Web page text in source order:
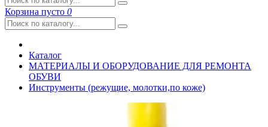
Корзина пусто 0
Каталог
МАТЕРИАЛЫ И ОБОРУДОВАНИЕ ДЛЯ РЕМОНТА
ОБУВИ
Инструменты (режущие, молотки,по коже)